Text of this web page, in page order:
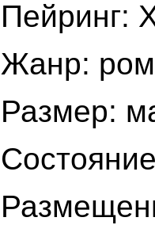
Пейринг:
Жанр:
Размер: